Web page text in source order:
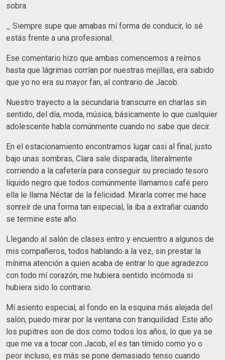
sobra.
_ Siempre supe que amabas mí forma de conducir, lo sé
estás frente a una profesional.
Ese comentario hizo que ambas comencemos a reírnos
hasta que lágrimas corrían por nuestras mejillas, era sabido
que yo no era su mayor fan, al contrario de Jacob.
Nuestro trayecto a la secundaria transcurre en charlas sin
sentido, del día, moda, música, básicamente lo que cualquier
adolescente habla comúnmente cuando no sabe que decir.
En el estacionamiento encontramos lugar casi al final, justo
bajo unas sombras, Clara sale disparada, literalmente
corriendo a la cafetería para conseguir su preciado tesoro
líquido negro que todos comúnmente llamamos café pero
ella le llama Néctar de la felicidad. Mirarla correr me hace
sonreír de una forma tan especial, la iba a extrañar cuando
se termine este año.
Llegando al salón de clases entro y encuentro a algunos de
mis compañeros, todos hablando a la vez, sin prestar la
mínima atención a quien acaba de entrar lo que agradezco
con todo mí corazón, me hubiera sentido incómoda si
hubiera sido lo contrario.
Mí asiento especial, al fondo en la esquina más alejada del
salón, puedo mirar por la ventana con tranquilidad. Este año
los pupitres son de dos como todos los años, lo que ya se
que me va a tocar con Jacob, el es tan tímido como yo o
peor incluso, es más se pone demasiado tenso cuando